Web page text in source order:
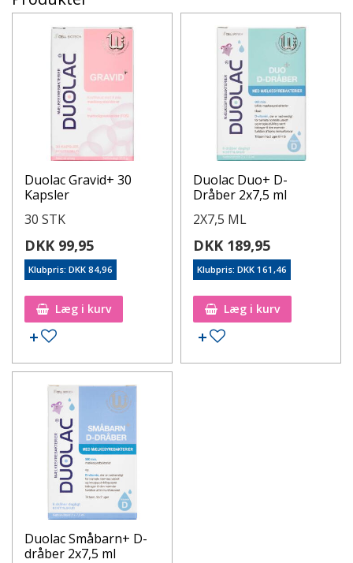
Duolac Gravid+ 30
Kapsler
30 STK
DKK 99,95
Klubpris: DKK 84,96
Læg i kurv
Duolac Duo+ D-
Dråber 2x7,5 ml
2X7,5 ML
DKK 189,95
Klubpris: DKK 161,46
Læg i kurv
Duolac Småbarn+ D-
dråber 2x7,5 ml